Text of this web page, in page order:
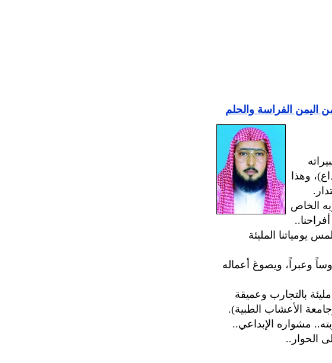
اليمن الفراسة والحلم
وهذا
الخاص
يومياتنا المليئة
وعبراً، ويصوغ أعماله
الأحزان جمع ما يقارب 300 عنوان مليئة بالتجارب وعميقة
الأعشاب الطبية).
مشواره الإبداعي..
الحوار..